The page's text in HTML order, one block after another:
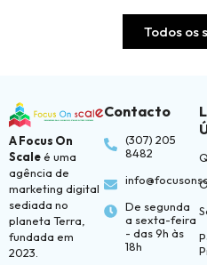
Pacotes
digital
desenvolvimento
da
marca
Serviços
Todos os
A Focus On
Scaleé uma
agência de
marketing digital
sediada no
planeta Terra,
fundada em
2023.
Contacto
(307) 205
8482
De segunda
a sexta-feira
- das 9h às
18h